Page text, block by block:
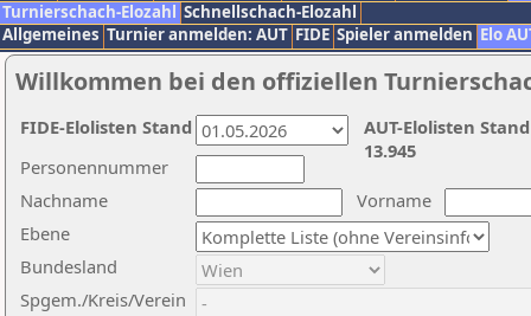
Turnierschach-Elozahl Schnellschach-Elozahl
Allgemeines Turnier anmelden: AUT FIDE Spieler anmelden Elo
Willkommen bei den offiziellen
Nachname
Vorname
Ebene
Personennummer
Bundesland
Spgem./Kreis/Verein
AUT-Elolisten
13.945
FIDE-Elolisten Stand